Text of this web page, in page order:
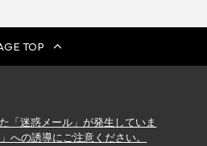
TOP
「迷惑メール」が発生していま
への誘導にご注意ください。